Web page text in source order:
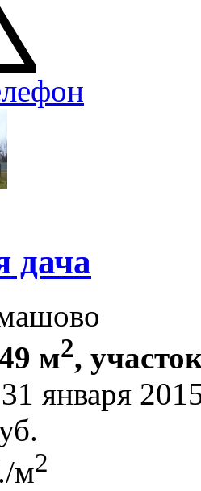
дача
м2,
января
м2